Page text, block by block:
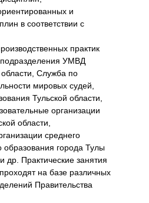
и
в соответствии с
практик
УМВД
Служба по
мировых судей,
Тульской области,
организации
области,
среднего
образования города Тулы
др. Практические занятия
на базе различных
Правительства